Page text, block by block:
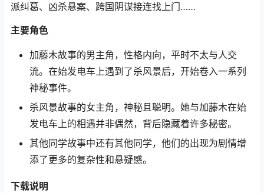
派纠葛、凶杀悬案、跨国阴谋接连找上门……
主要角色
加藤木故事的男主角，性格内向，平时不太与人交
流。在始发电车上遇到了杀风景后，开始卷入一系列
神秘事件。
杀风景故事的女主角，神秘且聪明。她与加藤木在始
发电车上的相遇并非偶然，背后隐藏着许多秘密。
其他同学故事中还有其他同学，他们的出现为剧情增
添了更多的复杂性和悬疑感。
下载说明